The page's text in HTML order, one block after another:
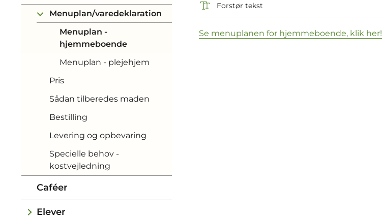
Menuplan/varedeklaration
Menuplan -
hjemmeboende
Menuplan - plejehjem
Pris
Sådan tilberedes maden
Bestilling
Levering og opbevaring
Specielle behov -
kostvejledning
Caféer
Elever
Forstør tekst
Se menuplanen for hjemmeboende, klik her!